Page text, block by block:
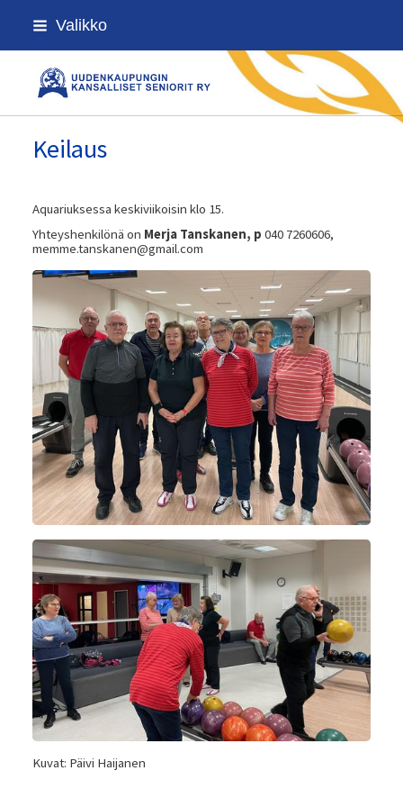
Siirry
sivun
Valikko
Uudenkaupungin kansalliset
Keilaus
Aquariuksessa keskiviikoisin klo 15.
Yhteyshenkilönä on Merja Tanskanen, p 040 7260606,
memme.tanskanen@gmail.com
Kuvat: Päivi Haijanen